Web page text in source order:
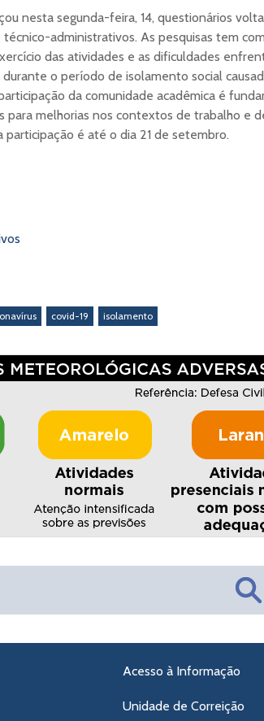
nesta segunda-feira, 14, questionários
administrativos. As pesquisas tem
das atividades e as dificuldades
o período de isolamento social
da comunidade acadêmica é
para melhorias nos contextos de trabalho e
participação é até o dia 21 de setembro.
covid-19 isolamento
Acesso à Informação
Unidade de Correição